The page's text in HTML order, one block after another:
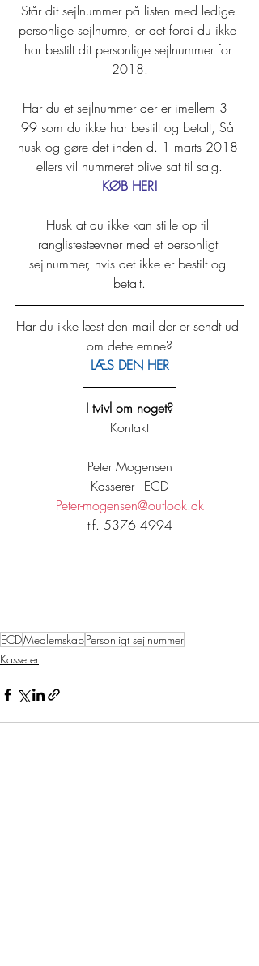
Står dit sejlnummer på listen med ledige
personlige sejlnumre, er det fordi du ikke
har bestilt dit personlige sejlnummer for
2018.
Har du et sejlnummer der er imellem 3 -
99 som du ikke har bestilt og betalt, Så
husk og gøre det inden d. 1 marts 2018
ellers vil nummeret blive sat til salg.
KØB HER!
Husk at du ikke kan stille op til
ranglistestævner med et personligt
sejlnummer, hvis det ikke er bestilt og
betalt.
Har du ikke læst den mail der er sendt ud
om dette emne?
LÆS DEN HER
I tvivl om noget?
Kontakt
Peter Mogensen
Kasserer - ECD
Peter-mogensen@outlook.dk
tlf. 5376 4994
ECDMedlemskabPersonligt sejlnummer
Kasserer